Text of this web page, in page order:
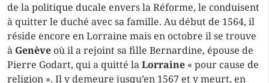
de la politique ducale envers la Réforme, le conduisent
à quitter le duché avec sa famille. Au début de 1564, il
réside encore en Lorraine mais en octobre il se trouve
à Genève où il a rejoint sa fille Bernardine, épouse de
Pierre Godart, qui a quitté laLorraine « pour cause de
religion ». Il y demeure jusqu’en 1567 et y meurt, en